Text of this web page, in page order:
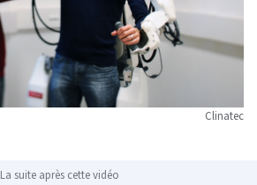
Clinatec
La suite après cette vidéo